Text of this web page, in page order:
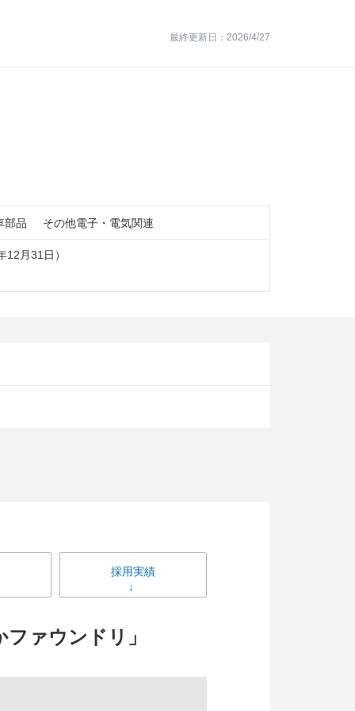
最終更新日：2026/4/27
部品 その他電子・電気関連
月31日）
採用実績
ファウンドリ」